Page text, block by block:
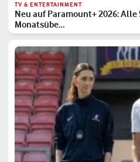
TV & ENTERTAINMENT
Neu auf Paramount+ 2026:
Monatsübe…